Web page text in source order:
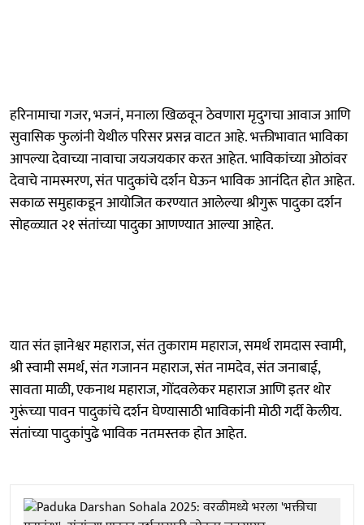
हरिनामाचा गजर, भजनं, मनाला खिळवून ठेवणारा मृदुगचा आवाज आणि
सुवासिक फुलांनी येथील परिसर प्रसन्न वाटत आहे. भक्तीभावात भाविका
आपल्या देवाच्या नावाचा जयजयकार करत आहेत. भाविकांच्या ओठांवर
देवाचे नामस्मरण, संत पादुकांचे दर्शन घेऊन भाविक आनंदित होत आहेत.
सकाळ समुहाकडून आयोजित करण्यात आलेल्या श्रीगुरू पादुका दर्शन
सोहळ्यात २१ संतांच्या पादुका आणण्यात आल्या आहेत.
यात संत ज्ञानेश्वर महाराज, संत तुकाराम महाराज, समर्थ रामदास स्वामी,
श्री स्वामी समर्थ, संत गजानन महाराज, संत नामदेव, संत जनाबाई,
सावता माळी, एकनाथ महाराज, गोंदवलेकर महाराज आणि इतर थोर
गुरूंच्या पावन पादुकांचे दर्शन घेण्यासाठी भाविकांनी मोठी गर्दी केलीय.
संतांच्या पादुकांपुढे भाविक नतमस्तक होत आहेत.